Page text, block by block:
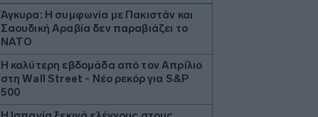
Άγκυρα: Η συμφωνία με Πακιστάν και
Σαουδική Αραβία δεν παραβιάζει το
ΝΑΤΟ
Η καλύτερη εβδομάδα από τον Απρίλιο
στη Wall Street - Νέο ρεκόρ για S&P
500